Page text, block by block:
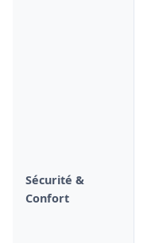
Sécurité &
Confort